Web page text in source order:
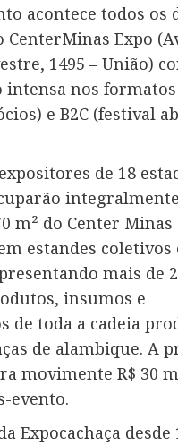
acontece todos os
CenterMinas Expo
1495 – União)
nos formatos
e B2C (festival
de 18
m² do Center Minas
estandes coletivos
mais de
insumos e
de toda a cadeia
de alambique. A
movimente R$ 30
evento.
Expocachaça desde